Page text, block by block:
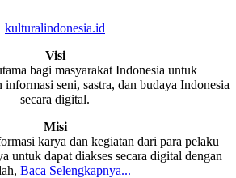
kulturalindonesia.id
Visi
bagi masyarakat Indonesia untuk
informasi seni, sastra, dan budaya Indonesia
secara digital.
Misi
karya dan kegiatan dari para pelaku
untuk dapat diakses secara digital dengan
Baca Selengkapnya...